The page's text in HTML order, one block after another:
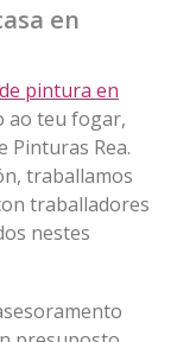
en
pintura en
ao teu fogar,
Pinturas Rea.
traballamos
traballadores
nestes